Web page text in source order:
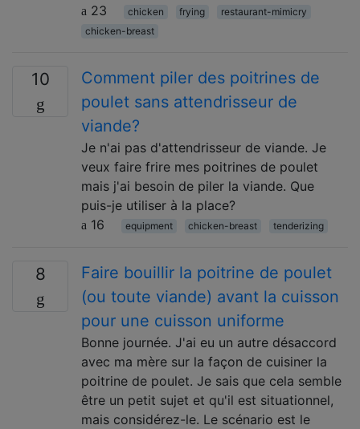
23
chicken frying
restaurant-mimicry
chicken-breast
10
Comment piler des poitrines de
poulet sans attendrisseur de
viande?
Je n'ai pas d'attendrisseur de viande. Je
veux faire frire mes poitrines de poulet
mais j'ai besoin de piler la viande. Que
puis-je utiliser à la place?
16
equipment chicken-breast tenderizing
8
Faire bouillir la poitrine de poulet
(ou toute viande) avant la cuisson
pour une cuisson uniforme
Bonne journée. J'ai eu un autre désaccord
avec ma mère sur la façon de cuisiner la
poitrine de poulet. Je sais que cela semble
être un petit sujet et qu'il est situationnel,
mais considérez-le. Le scénario est le